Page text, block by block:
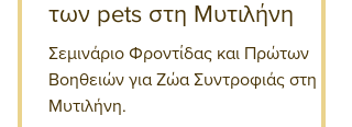
των pets στη Μυτιλήνη
Σεμινάριο Φροντίδας και Πρώτων
Βοηθειών για Ζώα Συντροφιάς στη
Μυτιλήνη.